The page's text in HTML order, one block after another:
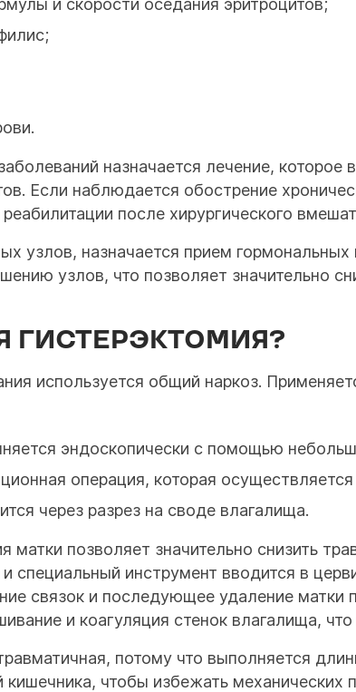
назначается лечение, которое
Если наблюдается обострение
после хирургического
узлов, назначается прием
узлов, что позволяет значительно
ГИСТЕРЭКТОМИЯ?
используется общий наркоз.
эндоскопически с помощью
операция, которая
через разрез на своде влагалища.
матки позволяет значительно снизить
специальный инструмент вводится в
связок и последующее удаление матки
и коагуляция стенок влагалища,
потому что выполняется
кишечника, чтобы избежать